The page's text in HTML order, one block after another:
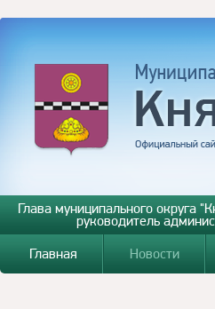
Глава муниципального округа
руководитель
Главная
Новости